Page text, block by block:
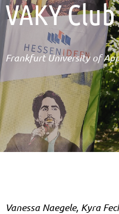
VAKY
Frankfurt University of
Vanessa Naegele, Kyra